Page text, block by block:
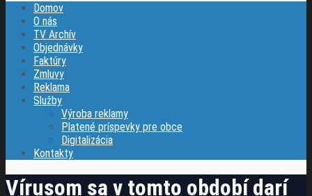
Domov
O nás
TV Archív
Objednávky
Faktúry
Zmluvy
Reklama
Služby
Výroba reklamy
Platené príspevky pre obce
Digitalizácia
Kontakty
Vírusom sa v tomto období darí